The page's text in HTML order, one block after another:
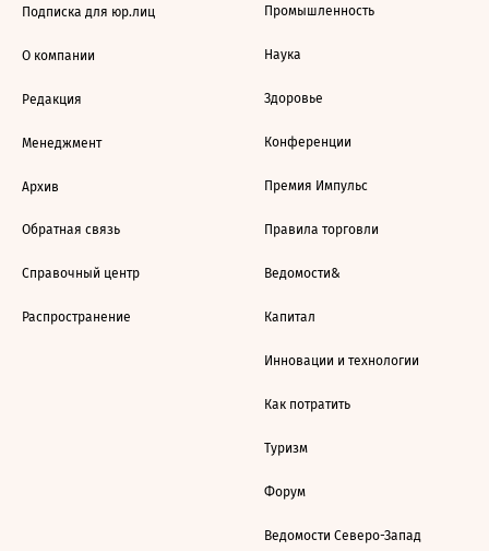
Подписка для юр.лиц
О компании
Редакция
Менеджмент
Архив
Обратная связь
Справочный центр
Распространение
Промышленность
Наука
Здоровье
Конференции
Премия Импульс
Правила торговли
Ведомости&
Капитал
Инновации и технологии
Как потратить
Туризм
Форум
Ведомости Северо-Запад